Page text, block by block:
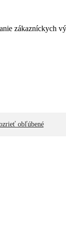
zákazníckych
obľúbené